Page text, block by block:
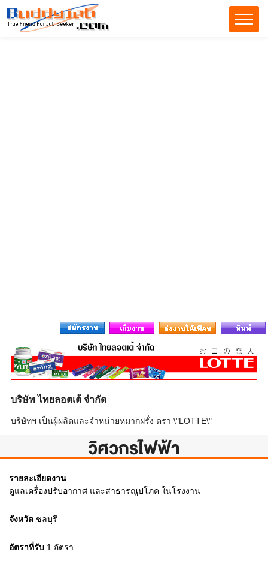
บริษัท ไทยลอตเต้ จำกัด
บริษัทฯ เป็นผู้ผลิตและจำหน่ายหมากฝรั่ง ตรา \"LOTTE\"
วิศวกรไฟฟ้า
รายละเอียดงาน
ดูแลเครื่องปรับอากาศ และสาธารณูปโภค ในโรงงาน
จังหวัด ชลบุรี
อัตราที่รับ 1 อัตรา